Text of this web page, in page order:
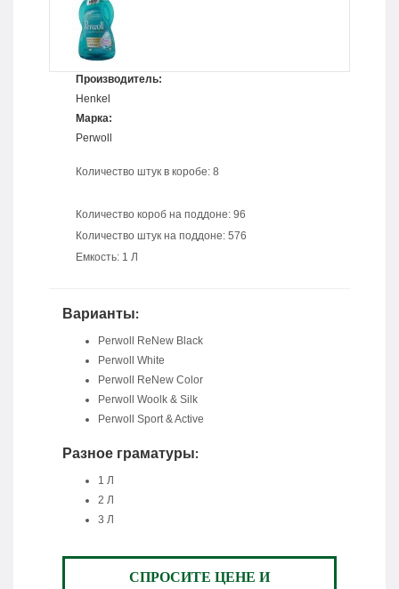
Производитель:
Henkel
Марка:
Perwoll
Количество штук в коробе: 8
Количество короб на поддоне: 96
Количество штук на поддоне: 576
Емкость: 1 Л
Варианты:
Perwoll ReNew Black
Perwoll White
Perwoll ReNew Color
Perwoll Woolk & Silk
Perwoll Sport & Active
Разное граматуры:
1 Л
2 Л
3 Л
СПРОСИТЕ ЦЕНЕ И